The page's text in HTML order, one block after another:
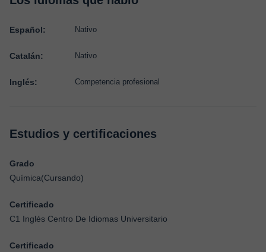
Español: Nativo
Catalán: Nativo
Inglés: Competencia profesional
Estudios y certificaciones
Grado
Química(Cursando)
Certificado
C1 Inglés Centro De Idiomas Universitario
Certificado